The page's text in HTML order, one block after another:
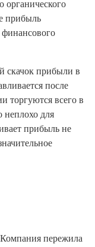
органического
прибыль
финансового
скачок прибыли в
после
торгуются всего в
для
прибыль не
пережила